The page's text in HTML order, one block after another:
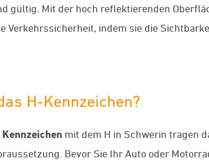
gültig. Mit der hoch reflektierenden
Verkehrssicherheit, indem sie die
H-Kennzeichen?
Kennzeichen mit dem H in Schwerin tragen
Bevor Sie Ihr Auto oder